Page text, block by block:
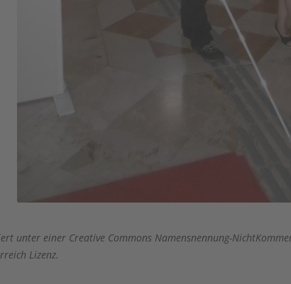
unter einer Creative Commons Namensnennung-
Lizenz.